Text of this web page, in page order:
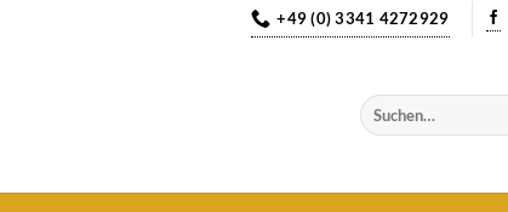
+49 (0) 3341 4272929